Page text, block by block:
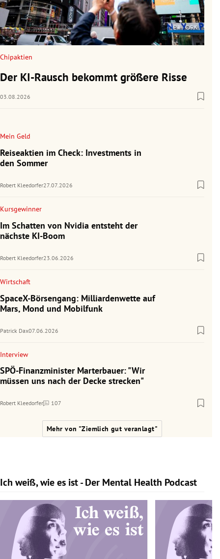
Chipaktien
Der KI-Rausch bekommt größere Risse
03.08.2026
Mein Geld
Reiseaktien im Check: Investments in
den Sommer
Robert Kleedorfer27.07.2026
Kursgewinner
Im Schatten von Nvidia entsteht der
nächste KI-Boom
Robert Kleedorfer23.06.2026
Wirtschaft
SpaceX-Börsengang: Milliardenwette auf
Mars, Mond und Mobilfunk
Patrick Dax07.06.2026
Interview
SPÖ-Finanzminister Marterbauer: "Wir
müssen uns nach der Decke strecken"
Robert Kleedorfer 107
Kommentare
Mehr von "Ziemlich gut veranlagt"
Ich weiß, wie es ist - Der Mental Health Podcast
Slide 1 von 9